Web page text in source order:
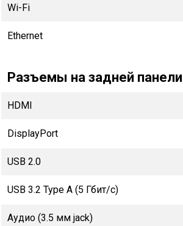
Wi-Fi
Ethernet
Разъемы на задней панели
HDMI
DisplayPort
USB 2.0
USB 3.2 Type A (5 Гбит/с)
Аудио (3.5 мм jack)